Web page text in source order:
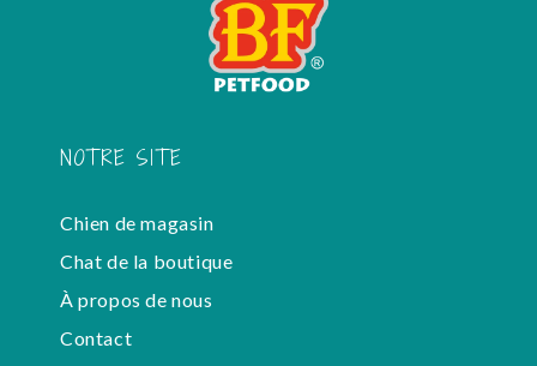
NOTRE SITE
Chien de magasin
Chat de la boutique
À propos de nous
Contact